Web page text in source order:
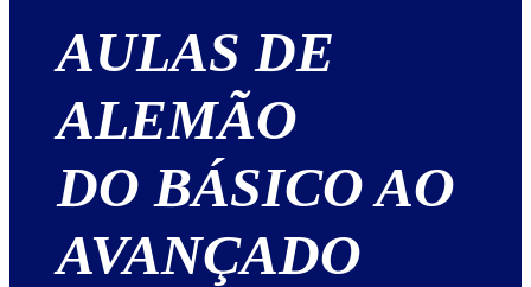
AULAS DE
ALEMÃO
DO BÁSICO AO
AVANÇADO